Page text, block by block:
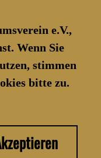
e.V.,
Wenn Sie
stimmen
bitte zu.